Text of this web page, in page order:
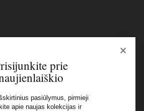
Naujienlaiškis
×
prie
pasiūlymus, pirmieji
apie naujas kolekcijas ir